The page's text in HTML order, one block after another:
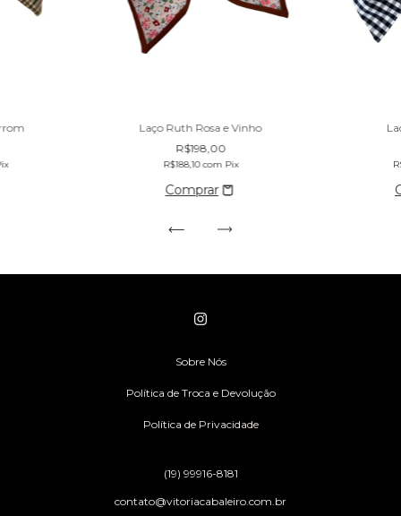
Laço Ruth Rosa e Vinho
R$198,00
R$188,10com Pix
Sobre Nós
Política de Troca e Devolução
Política de Privacidade
(19) 99916-8181
contato@vitoriacabaleiro.com.br